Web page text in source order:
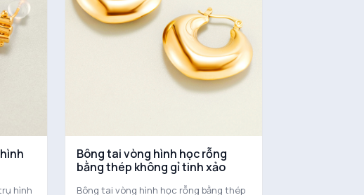
hình
Bông tai vòng hình học rỗng
bằng thép không gỉ tinh xảo
Bông tai vòng hình học rỗng bằng thép